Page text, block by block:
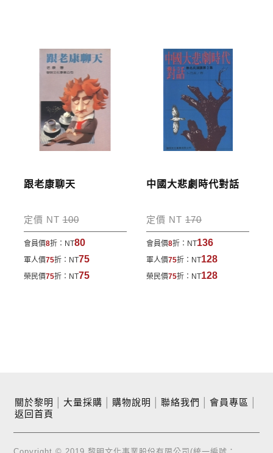
寄送說明:
付款完成後，本公司將於七日內以郵寄方式寄送到您
所指定的地點。
跟老康聊天
定價 NT100
會員價8折： NT80
軍人價75折： NT75
榮民價75折： NT75
中國大悲劇時代對話
定價 NT170
會員價8折： NT136
軍人價75折： NT128
榮民價75折： NT128
關於黎明 大量採購 購物說明 聯絡我們 會員專區
返回首頁